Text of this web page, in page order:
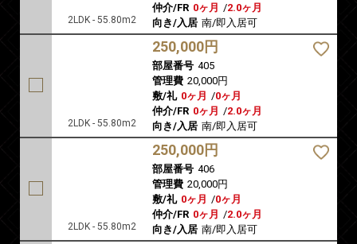
2LDK - 55.80m2
仲介/FR 0ヶ月 /2.0ヶ月
向き/入居 南/即入居可
2LDK - 55.80m2
250,000円
部屋番号 405
管理費 20,000円
敷/礼 0ヶ月 /0ヶ月
仲介/FR 0ヶ月 /2.0ヶ月
向き/入居 南/即入居可
2LDK - 55.80m2
250,000円
部屋番号 406
管理費 20,000円
敷/礼 0ヶ月 /0ヶ月
仲介/FR 0ヶ月 /2.0ヶ月
向き/入居 南/即入居可